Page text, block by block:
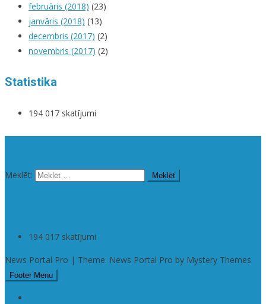
februāris (2018) (23)
janvāris (2018) (13)
decembris (2017) (2)
novembris (2017) (2)
Statistika
194 017 skatījumi
Meklēt:
194 017 skatījumi
News Portal Pro | Theme: News Portal Pro by Mystery Themes
Footer Menu